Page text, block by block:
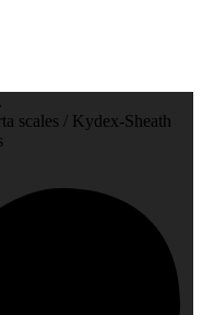
scales / Kydex-Sheath